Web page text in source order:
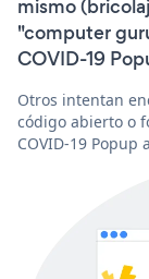
mismo
"computer
COVID-19
Otros intentan
código abierto o
COVID-19